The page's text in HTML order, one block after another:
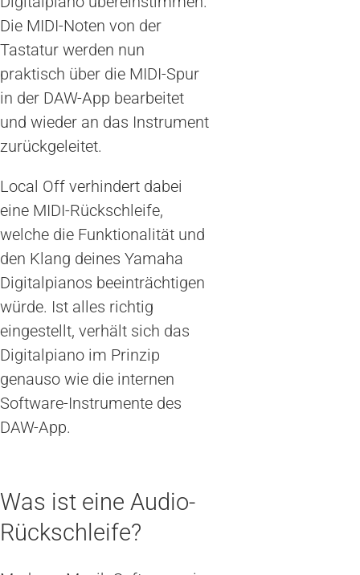
Die MIDI-Noten von der
Tastatur werden nun
praktisch über die MIDI-Spur
in der DAW-App bearbeitet
und wieder an das Instrument
zurückgeleitet.
Local Off verhindert dabei
eine MIDI-Rückschleife,
welche die Funktionalität und
den Klang deines Yamaha
Digitalpianos beeinträchtigen
würde. Ist alles richtig
eingestellt, verhält sich das
Digitalpiano im Prinzip
genauso wie die internen
Software-Instrumente des
DAW-App.
Was ist eine Audio-
Rückschleife?